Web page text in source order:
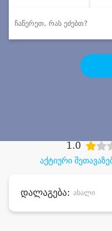
აქტიური
1.0
დალაგება: ახალი